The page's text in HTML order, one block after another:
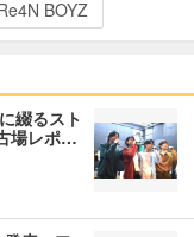
BOYZ
綴るスト
場レポ…